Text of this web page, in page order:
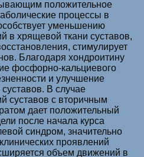
положительное
процессы в
уменьшению
в хрящевой ткани суставов,
стимулирует
Благодаря хондроитину
фосфорно-кальциевого
и улучшение
В случае
суставов с вторичным
дает положительный
после начала курса
синдром, значительно
проявлений
объем движений в